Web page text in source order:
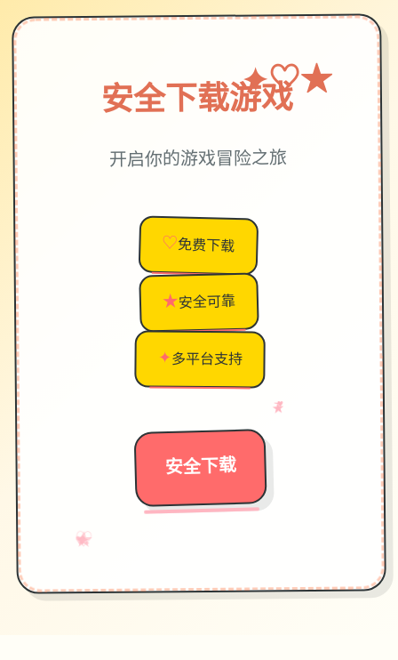
安全下载游戏
✦♡★
开启你的游戏冒险之旅
♡免费下载
★安全可靠
✦多平台支持
安全下载
→
♥
★
✧
♡
★
♥
→
✦